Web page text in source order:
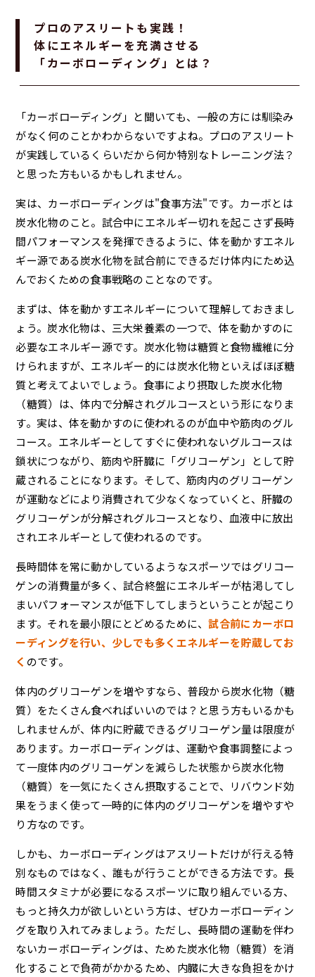
プロのアスリートも実践！
体にエネルギーを充満させる
「カーボローディング」とは？
「カーボローディング」と聞いても、一般の方には馴染み
がなく何のことかわからないですよね。プロのアスリート
が実践しているくらいだから何か特別なトレーニング法？
と思った方もいるかもしれません。
実は、カーボローディングは"食事方法"です。カーボとは
炭水化物のこと。試合中にエネルギー切れを起こさず長時
間パフォーマンスを発揮できるように、体を動かすエネル
ギー源である炭水化物を試合前にできるだけ体内にため込
んでおくための食事戦略のことなのです。
まずは、体を動かすエネルギーについて理解しておきまし
ょう。炭水化物は、三大栄養素の一つで、体を動かすのに
必要なエネルギー源です。炭水化物は糖質と食物繊維に分
けられますが、エネルギー的には炭水化物といえばほぼ糖
質と考えてよいでしょう。食事により摂取した炭水化物
（糖質）は、体内で分解されグルコースという形になりま
す。実は、体を動かすのに使われるのが血中や筋肉のグル
コース。エネルギーとしてすぐに使われないグルコースは
鎖状につながり、筋肉や肝臓に「グリコーゲン」として貯
蔵されることになります。そして、筋肉内のグリコーゲン
が運動などにより消費されて少なくなっていくと、肝臓の
グリコーゲンが分解されグルコースとなり、血液中に放出
されエネルギーとして使われるのです。
長時間体を常に動かしているようなスポーツではグリコー
ゲンの消費量が多く、試合終盤にエネルギーが枯渇してし
まいパフォーマンスが低下してしまうということが起こり
ます。それを最小限にとどめるために、試合前にカーボロ
ーディングを行い、少しでも多くエネルギーを貯蔵してお
く のです。
体内のグリコーゲンを増やすなら、普段から炭水化物（糖
質）をたくさん食べればいいのでは？と思う方もいるかも
しれませんが、体内に貯蔵できるグリコーゲン量は限度が
あります。カーボローディングは、運動や食事調整によっ
て一度体内のグリコーゲンを減らした状態から炭水化物
（糖質）を一気にたくさん摂取することで、リバウンド効
果をうまく使って一時的に体内のグリコーゲンを増やすや
り方なのです。
しかも、カーボローディングはアスリートだけが行える特
別なものではなく、誰もが行うことができる方法です。長
時間スタミナが必要になるスポーツに取り組んでいる方、
もっと持久力が欲しいという方は、ぜひカーボローディン
グを取り入れてみましょう。ただし、長時間の運動を伴わ
ないカーボローディングは、ためた炭水化物（糖質）を消
化することで負荷がかかるため、内臓に大きな負担をかけ